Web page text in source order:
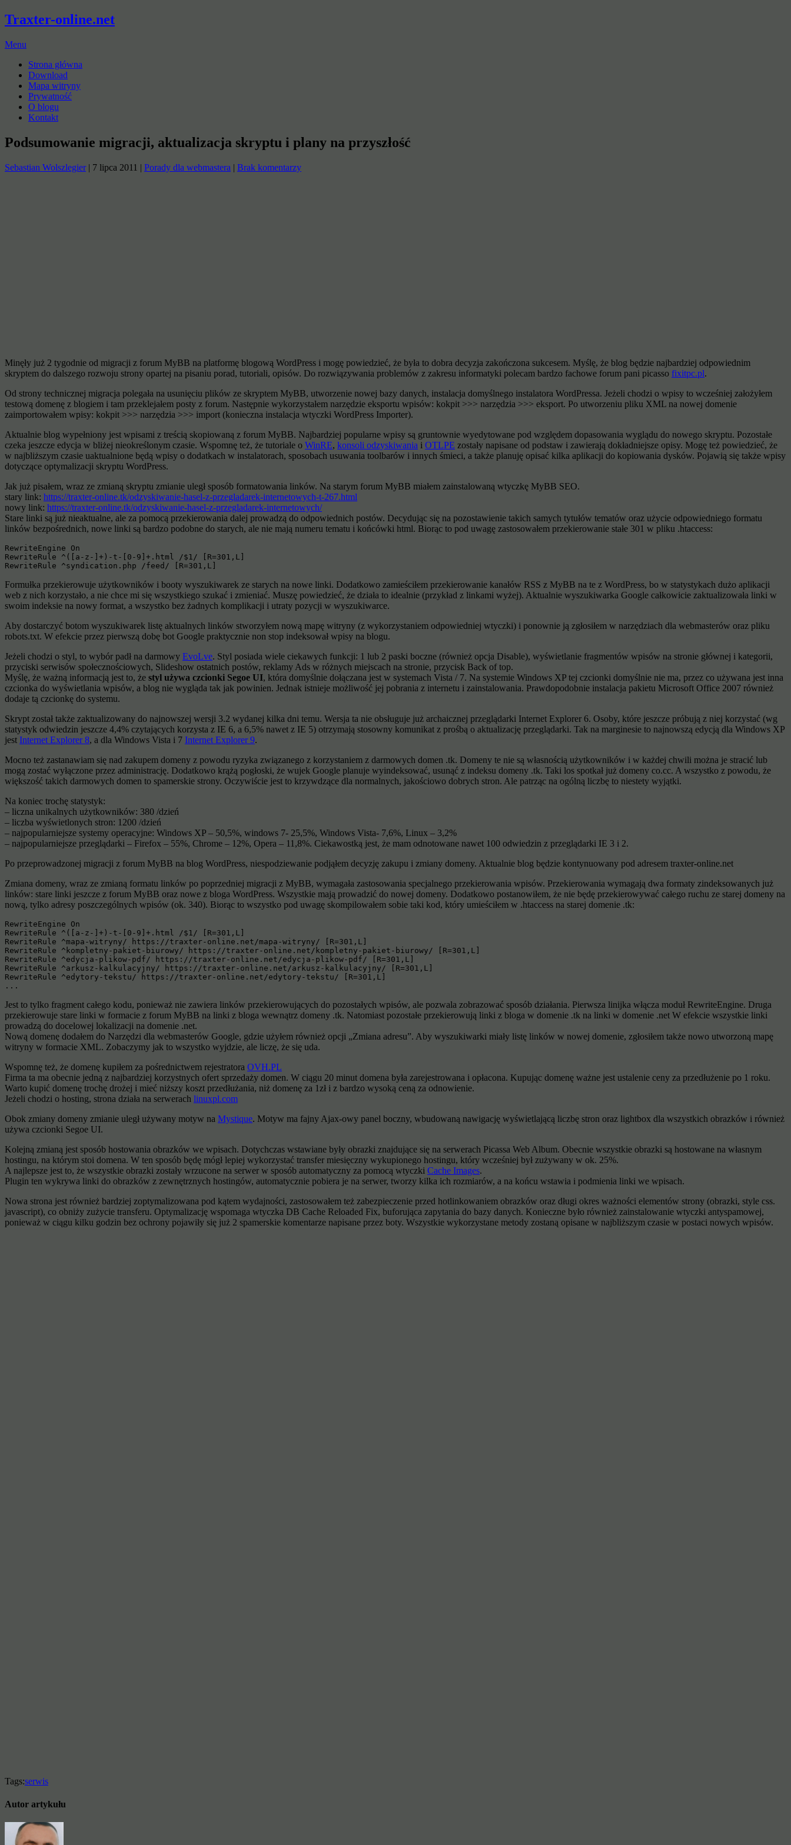
Traxter-online.net
Menu
Strona główna
Download
Mapa witryny
Prywatność
O blogu
Kontakt
Podsumowanie migracji, aktualizacja skryptu i plany na przyszłość
Sebastian Wolszlegier| 7 lipca 2011 | Porady dla webmastera | Brak komentarzy
Minęły już 2 tygodnie od migracji z forum MyBB na platformę blogową WordPress i mogę powiedzieć, że była to dobra decyzja zakończona sukcesem. Myślę, że blog będzie najbardziej odpowiednim
skryptem do dalszego rozwoju strony opartej na pisaniu porad, tutoriali, opisów. Do rozwiązywania problemów z zakresu informatyki polecam bardzo fachowe forum pani picasso fixitpc.pl.
Od strony technicznej migracja polegała na usunięciu plików ze skryptem MyBB, utworzenie nowej bazy danych, instalacja domyślnego instalatora WordPressa. Jeżeli chodzi o wpisy to wcześniej założyłem
testową domenę z blogiem i tam przeklejałem posty z forum. Następnie wykorzystałem narzędzie eksportu wpisów: kokpit >>> narzędzia >>> eksport. Po utworzeniu pliku XML na nowej domenie
zaimportowałem wpisy: kokpit >>> narzędzia >>> import (konieczna instalacja wtyczki WordPress Importer).
Aktualnie blog wypełniony jest wpisami z treścią skopiowaną z forum MyBB. Najbardziej popularne wpisy są gruntownie wyedytowane pod względem dopasowania wyglądu do nowego skryptu. Pozostałe
czeka jeszcze edycja w bliżej nieokreślonym czasie. Wspomnę też, że tutoriale o WinRE, konsoli odzyskiwania i OTLPE zostały napisane od podstaw i zawierają dokładniejsze opisy. Mogę też powiedzieć, że
w najbliższym czasie uaktualnione będą wpisy o dodatkach w instalatorach, sposobach usuwania toolbarów i innych śmieci, a także planuję opisać kilka aplikacji do kopiowania dysków. Pojawią się także wpisy
dotyczące optymalizacji skryptu WordPress.
Jak już pisałem, wraz ze zmianą skryptu zmianie uległ sposób formatowania linków. Na starym forum MyBB miałem zainstalowaną wtyczkę MyBB SEO.
stary link: https://traxter-online.tk/odzyskiwanie-hasel-z-przegladarek-internetowych-t-267.html
nowy link: https://traxter-online.tk/odzyskiwanie-hasel-z-przegladarek-internetowych/
Stare linki są już nieaktualne, ale za pomocą przekierowania dalej prowadzą do odpowiednich postów. Decydując się na pozostawienie takich samych tytułów tematów oraz użycie odpowiedniego formatu
linków bezpośrednich, nowe linki są bardzo podobne do starych, ale nie mają numeru tematu i końcówki html. Biorąc to pod uwagę zastosowałem przekierowanie stałe 301 w pliku .htaccess:
RewriteEngine On
RewriteRule ^([a-z-]+)-t-[0-9]+.html /$1/ [R=301,L]
RewriteRule ^syndication.php /feed/ [R=301,L]
Formułka przekierowuje użytkowników i booty wyszukiwarek ze starych na nowe linki. Dodatkowo zamieściłem przekierowanie kanałów RSS z MyBB na te z WordPress, bo w statystykach dużo aplikacji
web z nich korzystało, a nie chce mi się wszystkiego szukać i zmieniać. Muszę powiedzieć, że działa to idealnie (przykład z linkami wyżej). Aktualnie wyszukiwarka Google całkowicie zaktualizowała linki w
swoim indeksie na nowy format, a wszystko bez żadnych komplikacji i utraty pozycji w wyszukiwarce.
Aby dostarczyć botom wyszukiwarek listę aktualnych linków stworzyłem nową mapę witryny (z wykorzystaniem odpowiedniej wtyczki) i ponownie ją zgłosiłem w narzędziach dla webmasterów oraz pliku
robots.txt. W efekcie przez pierwszą dobę bot Google praktycznie non stop indeksował wpisy na blogu.
Jeżeli chodzi o styl, to wybór padł na darmowy EvoLve. Styl posiada wiele ciekawych funkcji: 1 lub 2 paski boczne (również opcja Disable), wyświetlanie fragmentów wpisów na stronie głównej i kategorii,
przyciski serwisów społecznościowych, Slideshow ostatnich postów, reklamy Ads w różnych miejscach na stronie, przycisk Back of top.
Myślę, że ważną informacją jest to, że styl używa czcionki Segoe UI, która domyślnie dołączana jest w systemach Vista / 7. Na systemie Windows XP tej czcionki domyślnie nie ma, przez co używana jest inna
czcionka do wyświetlania wpisów, a blog nie wygląda tak jak powinien. Jednak istnieje możliwość jej pobrania z internetu i zainstalowania. Prawdopodobnie instalacja pakietu Microsoft Office 2007 również
dodaje tą czcionkę do systemu.
Skrypt został także zaktualizowany do najnowszej wersji 3.2 wydanej kilka dni temu. Wersja ta nie obsługuje już archaicznej przeglądarki Internet Explorer 6. Osoby, które jeszcze próbują z niej korzystać (wg
statystyk odwiedzin jeszcze 4,4% czytających korzysta z IE 6, a 6,5% nawet z IE 5) otrzymają stosowny komunikat z prośbą o aktualizację przeglądarki. Tak na marginesie to najnowszą edycją dla Windows XP
jest Internet Explorer 8, a dla Windows Vista i 7 Internet Explorer 9.
Mocno też zastanawiam się nad zakupem domeny z powodu ryzyka związanego z korzystaniem z darmowych domen .tk. Domeny te nie są własnością użytkowników i w każdej chwili można je stracić lub
mogą zostać wyłączone przez administrację. Dodatkowo krążą pogłoski, że wujek Google planuje wyindeksować, usunąć z indeksu domeny .tk. Taki los spotkał już domeny co.cc. A wszystko z powodu, że
większość takich darmowych domen to spamerskie strony. Oczywiście jest to krzywdzące dla normalnych, jakościowo dobrych stron. Ale patrząc na ogólną liczbę to niestety wyjątki.
Na koniec trochę statystyk:
– liczna unikalnych użytkowników: 380 /dzień
– liczba wyświetlonych stron: 1200 /dzień
– najpopularniejsze systemy operacyjne: Windows XP – 50,5%, windows 7- 25,5%, Windows Vista- 7,6%, Linux – 3,2%
– najpopularniejsze przeglądarki – Firefox – 55%, Chrome – 12%, Opera – 11,8%. Ciekawostką jest, że mam odnotowane nawet 100 odwiedzin z przeglądarki IE 3 i 2.
Po przeprowadzonej migracji z forum MyBB na blog WordPress, niespodziewanie podjąłem decyzję zakupu i zmiany domeny. Aktualnie blog będzie kontynuowany pod adresem traxter-online.net
Zmiana domeny, wraz ze zmianą formatu linków po poprzedniej migracji z MyBB, wymagała zastosowania specjalnego przekierowania wpisów. Przekierowania wymagają dwa formaty zindeksowanych już
linków: stare linki jeszcze z forum MyBB oraz nowe z bloga WordPress. Wszystkie mają prowadzić do nowej domeny. Dodatkowo postanowiłem, że nie będę przekierowywać całego ruchu ze starej domeny na
nową, tylko adresy poszczególnych wpisów (ok. 340). Biorąc to wszystko pod uwagę skompilowałem sobie taki kod, który umieściłem w .htaccess na starej domenie .tk:
RewriteEngine On
RewriteRule ^([a-z-]+)-t-[0-9]+.html /$1/ [R=301,L]
RewriteRule ^mapa-witryny/ https://traxter-online.net/mapa-witryny/ [R=301,L]
RewriteRule ^kompletny-pakiet-biurowy/ https://traxter-online.net/kompletny-pakiet-biurowy/ [R=301,L]
RewriteRule ^edycja-plikow-pdf/ https://traxter-online.net/edycja-plikow-pdf/ [R=301,L]
RewriteRule ^arkusz-kalkulacyjny/ https://traxter-online.net/arkusz-kalkulacyjny/ [R=301,L]
RewriteRule ^edytory-tekstu/ https://traxter-online.net/edytory-tekstu/ [R=301,L]
...
Jest to tylko fragment całego kodu, ponieważ nie zawiera linków przekierowujących do pozostałych wpisów, ale pozwala zobrazować sposób działania. Pierwsza linijka włącza moduł RewriteEngine. Druga
przekierowuje stare linki w formacie z forum MyBB na linki z bloga wewnątrz domeny .tk. Natomiast pozostałe przekierowują linki z bloga w domenie .tk na linki w domenie .net W efekcie wszystkie linki
prowadzą do docelowej lokalizacji na domenie .net.
Nową domenę dodałem do Narzędzi dla webmasterów Google, gdzie użyłem również opcji „Zmiana adresu”. Aby wyszukiwarki miały listę linków w nowej domenie, zgłosiłem także nowo utworzoną mapę
witryny w formacie XML. Zobaczymy jak to wszystko wyjdzie, ale liczę, że się uda.
Wspomnę też, że domenę kupiłem za pośrednictwem rejestratora OVH.PL
Firma ta ma obecnie jedną z najbardziej korzystnych ofert sprzedaży domen. W ciągu 20 minut domena była zarejestrowana i opłacona. Kupując domenę ważne jest ustalenie ceny za przedłużenie po 1 roku.
Warto kupić domenę trochę drożej i mieć niższy koszt przedłużania, niż domenę za 1zł i z bardzo wysoką ceną za odnowienie.
Jeżeli chodzi o hosting, strona działa na serwerach linuxpl.com
Obok zmiany domeny zmianie uległ używany motyw na Mystique. Motyw ma fajny Ajax-owy panel boczny, wbudowaną nawigację wyświetlającą liczbę stron oraz lightbox dla wszystkich obrazków i również
używa czcionki Segoe UI.
Kolejną zmianą jest sposób hostowania obrazków we wpisach. Dotychczas wstawiane były obrazki znajdujące się na serwerach Picassa Web Album. Obecnie wszystkie obrazki są hostowane na własnym
hostingu, na którym stoi domena. W ten sposób będę mógł lepiej wykorzystać transfer miesięczny wykupionego hostingu, który wcześniej był zużywany w ok. 25%.
A najlepsze jest to, że wszystkie obrazki zostały wrzucone na serwer w sposób automatyczny za pomocą wtyczki Cache Images.
Plugin ten wykrywa linki do obrazków z zewnętrznych hostingów, automatycznie pobiera je na serwer, tworzy kilka ich rozmiarów, a na końcu wstawia i podmienia linki we wpisach.
Nowa strona jest również bardziej zoptymalizowana pod kątem wydajności, zastosowałem też zabezpieczenie przed hotlinkowaniem obrazków oraz długi okres ważności elementów strony (obrazki, style css.
javascript), co obniży zużycie transferu. Optymalizację wspomaga wtyczka DB Cache Reloaded Fix, buforująca zapytania do bazy danych. Konieczne było również zainstalowanie wtyczki antyspamowej,
ponieważ w ciągu kilku godzin bez ochrony pojawiły się już 2 spamerskie komentarze napisane przez boty. Wszystkie wykorzystane metody zostaną opisane w najbliższym czasie w postaci nowych wpisów.
Tags:serwis
Autor artykułu